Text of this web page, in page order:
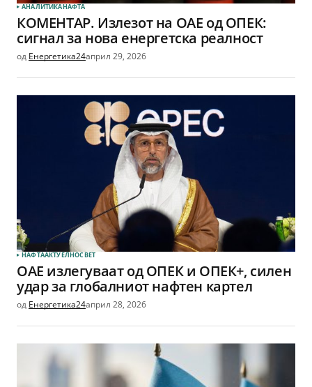
АНАЛИТИКАНАФТА
КОМЕНТАР. Излезот на ОАЕ од ОПЕК:
сигнал за нова енергетска реалност
од Енергетика24април 29, 2026
НАФТААКТУЕЛНОСВЕТ
ОАЕ излегуваат од ОПЕК и ОПЕК+, силен
удар за глобалниот нафтен картел
од Енергетика24април 28, 2026